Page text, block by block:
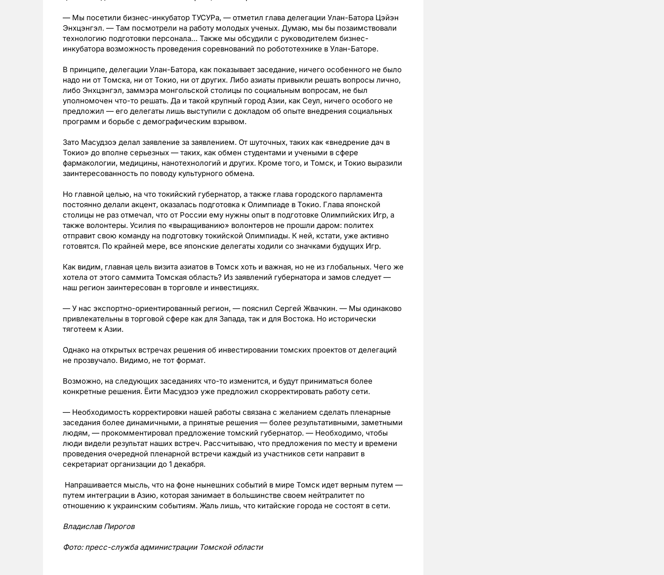
— Мы посетили бизнес-инкубатор ТУСУРа, — отметил глава делегации Улан-Батора Цэйэн
Энхцэнгэл. — Там посмотрели на работу молодых ученых. Думаю, мы бы позаимствовали
технологию подготовки персонала… Также мы обсудили с руководителем бизнес-
инкубатора возможность проведения соревнований по робототехнике в Улан-Баторе.
В принципе, делегации Улан-Батора, как показывает заседание, ничего особенного не было
надо ни от Томска, ни от Токио, ни от других. Либо азиаты привыкли решать вопросы лично,
либо Энхцэнгэл, заммэра монгольской столицы по социальным вопросам, не был
уполномочен что-то решать. Да и такой крупный город Азии, как Сеул, ничего особого не
предложил — его делегаты лишь выступили с докладом об опыте внедрения социальных
программ и борьбе с демографическим взрывом.
Зато Масудзоэ делал заявление за заявлением. От шуточных, таких как «внедрение дач в
Токио» до вполне серьезных — таких, как обмен студентами и учеными в сфере
фармакологии, медицины, нанотехнологий и других. Кроме того, и Томск, и Токио выразили
заинтересованность по поводу культурного обмена.
Но главной целью, на что токийский губернатор, а также глава городского парламента
постоянно делали акцент, оказалась подготовка к Олимпиаде в Токио. Глава японской
столицы не раз отмечал, что от России ему нужны опыт в подготовке Олимпийских Игр, а
также волонтеры. Усилия по «выращиванию» волонтеров не прошли даром: политех
отправит свою команду на подготовку токийской Олимпиады. К ней, кстати, уже активно
готовятся. По крайней мере, все японские делегаты ходили со значками будущих Игр.
Как видим, главная цель визита азиатов в Томск хоть и важная, но не из глобальных. Чего же
хотела от этого саммита Томская область? Из заявлений губернатора и замов следует —
наш регион заинтересован в торговле и инвестициях.
— У нас экспортно-ориентированный регион, — пояснил Сергей Жвачкин. — Мы одинаково
привлекательны в торговой сфере как для Запада, так и для Востока. Но исторически
тяготеем к Азии.
Однако на открытых встречах решения об инвестировании томских проектов от делегаций
не прозвучало. Видимо, не тот формат.
Возможно, на следующих заседаниях что-то изменится, и будут приниматься более
конкретные решения. Ёити Масудзоэ уже предложил скорректировать работу сети.
— Необходимость корректировки нашей работы связана с желанием сделать пленарные
заседания более динамичными, а принятые решения — более результативными, заметными
людям, — прокомментировал предложение томский губернатор. — Необходимо, чтобы
люди видели результат наших встреч. Рассчитываю, что предложения по месту и времени
проведения очередной пленарной встречи каждый из участников сети направит в
секретариат организации до 1 декабря.
Напрашивается мысль, что на фоне нынешних событий в мире Томск идет верным путем —
путем интеграции в Азию, которая занимает в большинстве своем нейтралитет по
отношению к украинским событиям. Жаль лишь, что китайские города не состоят в сети.
Владислав Пирогов
Фото: пресс-служба администрации Томской области